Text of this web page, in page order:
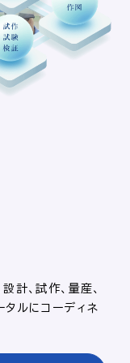
計、試作、量産、
タルにコーディネ